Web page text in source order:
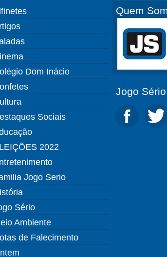
Dom Inácio
Sociais
2022
Jogo Serio
Sério
Ambiente
de Falecimento
Quem
Jogo